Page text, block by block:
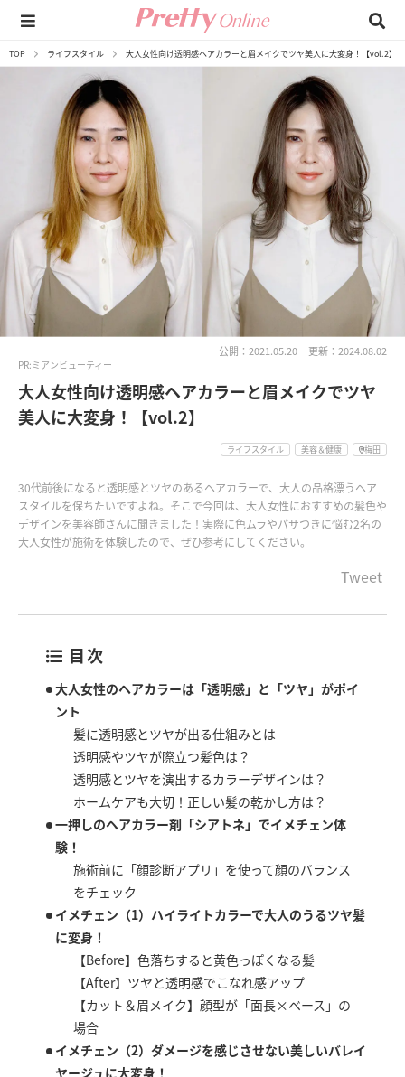
TOP ライフスタイル 大人女性向け透明感ヘアカラーと眉メイクでツヤ美人に大変身！【vol.2】
公開：2021.05.20 更新：2024.08.02
PR:ミアンビューティー
大人女性向け透明感ヘアカラーと眉メイクでツヤ
美人に大変身！【vol.2】
ライフスタイル 美容＆健康 梅田
30代前後になると透明感とツヤのあるヘアカラーで、大人の品格漂うヘア
スタイルを保ちたいですよね。そこで今回は、大人女性におすすめの髪色や
デザインを美容師さんに聞きました！実際に色ムラやパサつきに悩む2名の
大人女性が施術を体験したので、ぜひ参考にしてください。
Tweet
目次
大人女性のヘアカラーは「透明感」と「ツヤ」がポイ
ント
髪に透明感とツヤが出る仕組みとは
透明感やツヤが際立つ髪色は？
透明感とツヤを演出するカラーデザインは？
ホームケアも大切！正しい髪の乾かし方は？
一押しのヘアカラー剤「シアトネ」でイメチェン体
験！
施術前に「顔診断アプリ」を使って顔のバランス
をチェック
イメチェン（1）ハイライトカラーで大人のうるツヤ髪
に変身！
【Before】色落ちすると黄色っぽくなる髪
【After】ツヤと透明感でこなれ感アップ
【カット＆眉メイク】顔型が「面長×ベース」の
場合
イメチェン（2）ダメージを感じさせない美しいバレイ
ヤージュに大変身！